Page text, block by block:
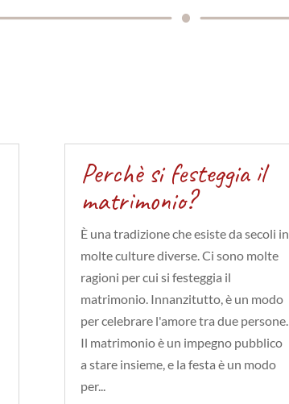
Perchè si festeggia il
matrimonio?
È una tradizione che esiste da secoli in
molte culture diverse. Ci sono molte
ragioni per cui si festeggia il
matrimonio. Innanzitutto, è un modo
per celebrare l'amore tra due persone.
Il matrimonio è un impegno pubblico
a stare insieme, e la festa è un modo
per...